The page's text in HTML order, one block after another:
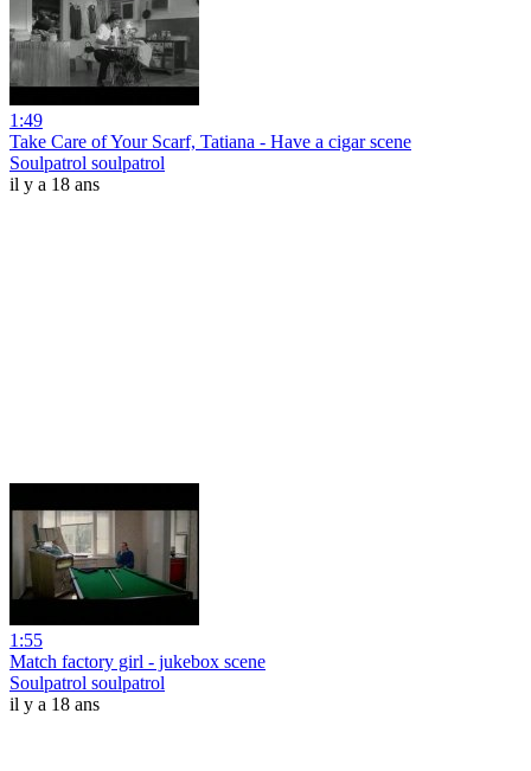
1:49
Take Care of Your Scarf, Tatiana - Have a cigar scene
Soulpatrol soulpatrol
il y a 18 ans
1:55
Match factory girl - jukebox scene
Soulpatrol soulpatrol
il y a 18 ans